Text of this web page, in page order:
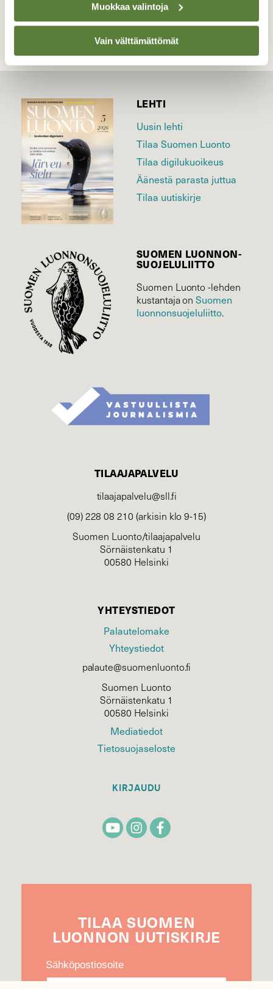
Muokkaa valintoja
Vain välttämättömät
LEHTI
Uusin lehti
Tilaa Suomen Luonto
Tilaa digilukuoikeus
Äänestä parasta juttua
Tilaa uutiskirje
SUOMEN LUONNON­
SUOJELU­LIITTO
Suomen Luonto -lehden
kustantaja onSuomen
luonnonsuojelu­liitto.
TILAAJAPALVELU
tilaajapalvelu@sll.fi
(09) 228 08 210 (arkisin klo 9-15)
Suomen Luonto/tilaajapalvelu
Sörnäistenkatu 1
00580 Helsinki
YHTEYSTIEDOT
Palautelomake
Yhteystiedot
palaute@suomenluonto.fi
Suomen Luonto
Sörnäistenkatu 1
00580 Helsinki
Mediatiedot
Tietosuojaseloste
KIRJAUDU
TILAA SUOMEN
LUONNON UUTIS­KIRJE
Sähköpostiosoite